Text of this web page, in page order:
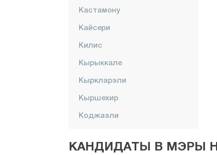
Кастамону
Кайсери
Килис
Кырыккале
Кыркларэли
Кыршехир
Коджаэли
Кютахья
КАНДИДАТЫ В МЭРЫ